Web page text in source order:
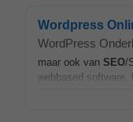
Wordpress
WordPress
maar ook van SEO/
webbased software.